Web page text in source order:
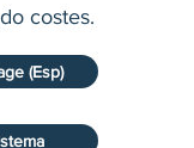
costes.
(Esp)